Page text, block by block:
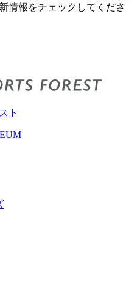
情報をチェックしてくださ
ト